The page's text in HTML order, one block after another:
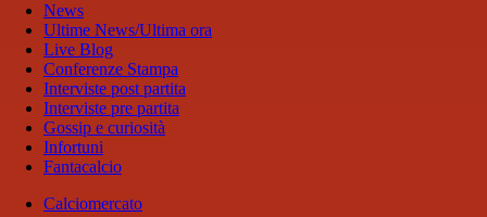
News
Ultime News/Ultima ora
Live Blog
Conferenze Stampa
Interviste post partita
Interviste pre partita
Gossip e curiosità
Infortuni
Fantacalcio
Calciomercato